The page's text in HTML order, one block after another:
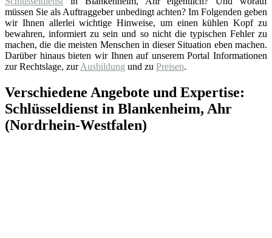
müssen Sie als Auftraggeber unbedingt achten? Im Folgenden geben
wir Ihnen allerlei wichtige Hinweise, um einen kühlen Kopf zu
bewahren, informiert zu sein und so nicht die typischen Fehler zu
machen, die die meisten Menschen in dieser Situation eben machen.
Darüber hinaus bieten wir Ihnen auf unserem Portal Informationen
zur Rechtslage, zurAusbildung und zu Preisen.
Verschiedene Angebote und Expertise:
Schlüsseldienst in Blankenheim, Ahr
(Nordrhein-Westfalen)